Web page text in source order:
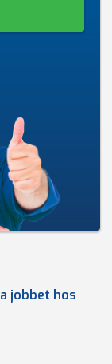
jobbet hos